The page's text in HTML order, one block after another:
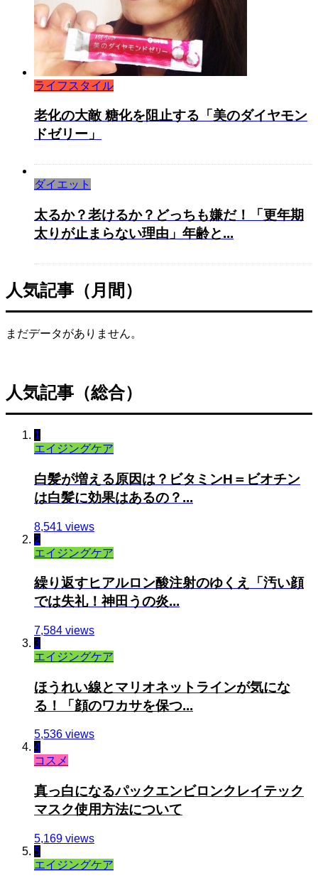
ライフスタイル
老化の大敵 糖化を阻止する「美のダイヤモン
ドゼリー」
ダイエット
太るか？老けるか？どっちも嫌だ！「更年期
太りが止まらない理由」年齢と...
人気記事（月間）
まだデータがありません。
人気記事（総合）
1
エイジングケア
白髪が増える原因は？ビタミンH＝ビオチン
は白髪に効果はあるの？...
8,541 views
2
エイジングケア
繰り返すヒアルロン酸注射のゆくえ「汚い顔
では失礼！神田うの炎...
7,584 views
3
エイジングケア
ほうれい線とマリオネットラインが気にな
る！「顔のワカサを保つ...
5,536 views
4
コスメ
真っ白になるパックエンビロンクレイテック
マスク使用方法について
5,169 views
5
エイジングケア